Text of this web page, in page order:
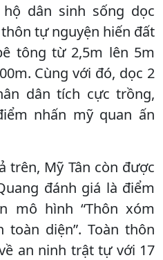
dân sinh sống dọc
tự nguyện hiến đất
tông từ 2,5m lên 5m
Cùng với đó, dọc 2
dân tích cực trồng,
nhấn mỹ quan ấn
trên, Mỹ Tân còn được
đánh giá là điểm
mô hình “Thôn xóm
diện”. Toàn thôn
an ninh trật tự với 17